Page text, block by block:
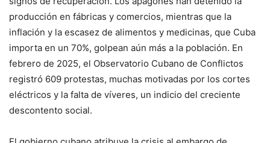
producción en fábricas y comercios, mientras que la
inflación y la escasez de alimentos y medicinas, que Cuba
importa en un 70%, golpean aún más a la población. En
febrero de 2025, el Observatorio Cubano de Conflictos
registró 609 protestas, muchas motivadas por los cortes
eléctricos y la falta de víveres, un indicio del creciente
descontento social.